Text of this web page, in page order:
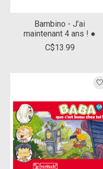
Bambino - J’ai
maintenant 4 ans ! ●
C$13.99